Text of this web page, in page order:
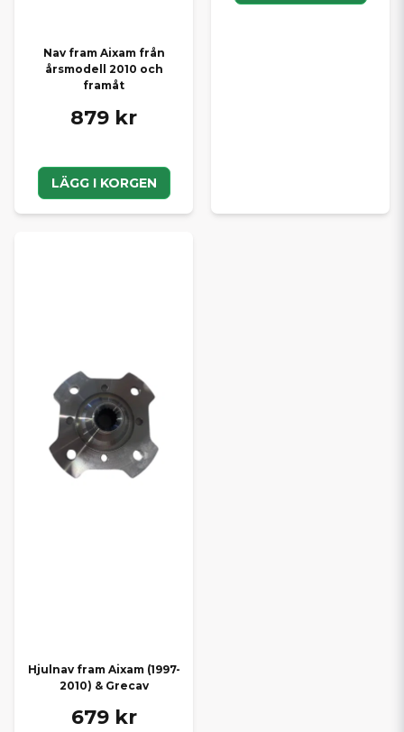
Nav fram Aixam från
årsmodell 2010 och
framåt
879 kr
LÄGG I KORGEN
Hjulnav fram Aixam (1997-
2010) & Grecav
679 kr